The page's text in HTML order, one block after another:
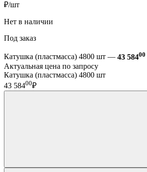
₽/шт
Нет в наличии
Под заказ
Катушка (пластмасса) 4800 шт — 43 58400
Актуальная цена по запросу
Катушка (пластмасса) 4800 шт
43 58400₽